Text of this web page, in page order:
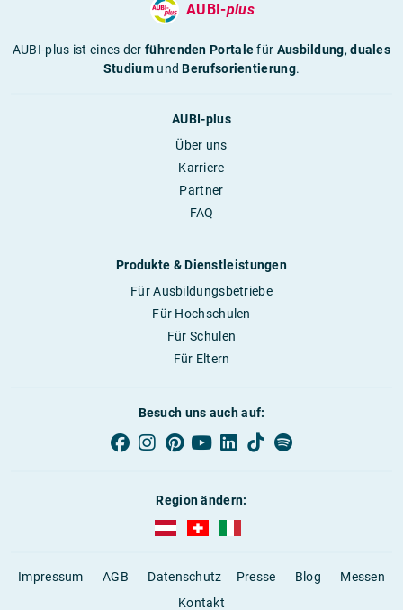
AUBI-plus
AUBI-plus ist eines derführenden Portalefür Ausbildung,duales
StudiumundBerufsorientierung.
AUBI-plus
Über uns
Karriere
Partner
FAQ
Produkte & Dienstleistungen
Für Ausbildungsbetriebe
Für Hochschulen
Für Schulen
Für Eltern
Besuch uns auch auf:
Region ändern:
AUBI-plus Österreich (deutsch)
Impressum AGB Datenschutz Presse Blog
Messen
Kontakt